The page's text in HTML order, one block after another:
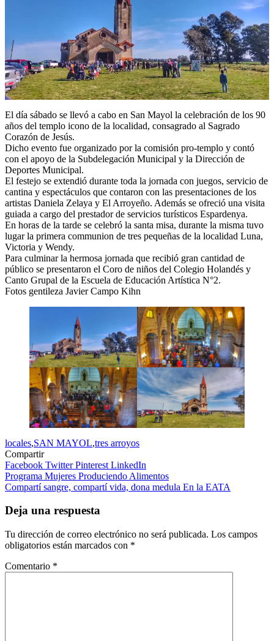
El día sábado se llevó a cabo en San Mayol la celebración de los 90
años del templo icono de la localidad, consagrado al Sagrado
Corazón de Jesús.
Dicho evento fue organizado por la comisión pro-templo y contó
con el apoyo de la Subdelegación Municipal y la Dirección de
Deportes Municipal.
El festejo se extendió durante toda la jornada con juegos, servicio de
cantina y espectáculos que contaron con las presentaciones de los
artistas Daniela Zelaya y El Arroyeño. Además se ofreció una visita
guiada a cargo del prestador de servicios turísticos Espardenya.
En horas de la tarde se celebró la santa misa, durante la misma tuvo
lugar la primera communion de tres pequeñas de la localidad Luna,
Victoria y Wendy.
Para culminar la hermosa jornada que recibió gran cantidad de
público se presentaron el Coro de niños del Colegio Holandés y
Canto Grupal de la Escuela de Educación Artística N°2.
Fotos gentileza Javier Campo Kihn
locales,SAN MAYOL,tres arroyos
Compartir
Facebook TwitterPinterest LinkedIn
Navegación
de
entradas
Programa Mujeres Produciendo Alimentos
Compartí sangre, compartí vida, dona medula En la EATA
Deja una respuesta
Tu dirección de correo electrónico no será publicada. Los campos
obligatorios están marcados con *
Comentario *